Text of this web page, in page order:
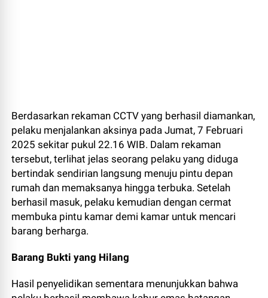
Berdasarkan rekaman CCTV yang berhasil diamankan,
pelaku menjalankan aksinya pada Jumat, 7 Februari
2025 sekitar pukul 22.16 WIB. Dalam rekaman
tersebut, terlihat jelas seorang pelaku yang diduga
bertindak sendirian langsung menuju pintu depan
rumah dan memaksanya hingga terbuka. Setelah
berhasil masuk, pelaku kemudian dengan cermat
membuka pintu kamar demi kamar untuk mencari
barang berharga.
Barang Bukti yang Hilang
Hasil penyelidikan sementara menunjukkan bahwa